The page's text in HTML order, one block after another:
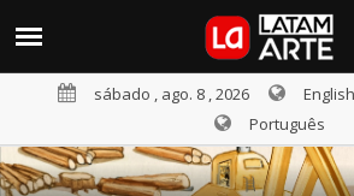
sábado , ago. 8 , 2026 English
Português